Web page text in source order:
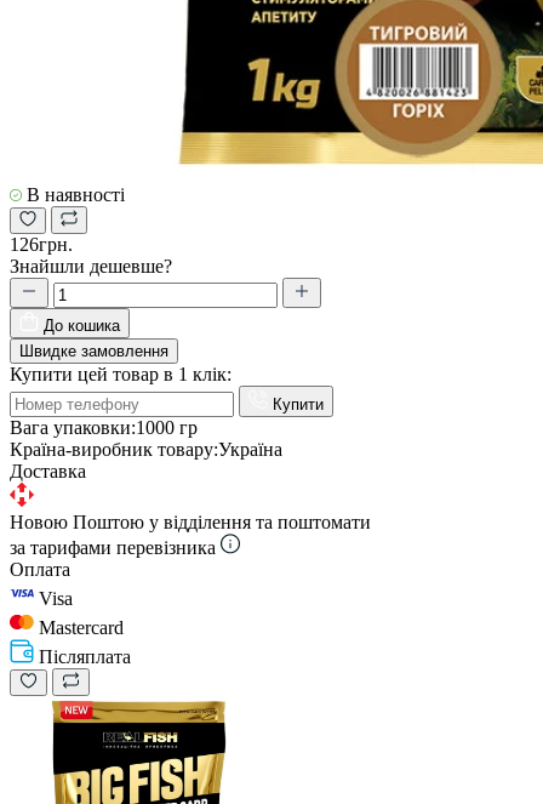
В наявності
126грн.
Знайшли дешевше?
До кошика
Швидке замовлення
Купити цей товар в 1 клік:
Купити
Вага упаковки:1000 гр
Країна-виробник товару:Україна
Доставка
Новою Поштою у відділення та поштомати
за тарифами перевізника
Оплата
Visa
Mastercard
Післяплата